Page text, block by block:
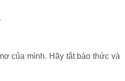
của mình. Hãy tắt báo thức và